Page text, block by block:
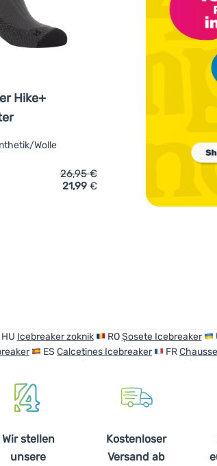
Hike+
Wolle
Icebreaker W Mer Hike+
26,95€
21,99 €
HU Icebreaker zoknik ROȘosete Icebreaker
ES Calcetines Icebreaker FR
Wir stellen
unsere
Kostenloser
Versand ab